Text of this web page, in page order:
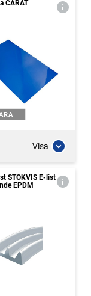
CARAT
Visa
STOKVIS E-list
EPDM